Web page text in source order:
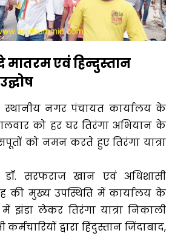
मातरम एवं हिन्दुस्तान
स्थानीय नगर पंचायत कार्यालय के
को हर घर तिरंगा अभियान के
को नमन करते हुए तिरंगा यात्रा
डॉ. सरफराज खान एवं अधिशासी
की मुख्य उपस्थिति में कार्यालय के
में झंडा लेकर तिरंगा यात्रा निकाली
द्वारा हिंदुस्तान जिंदाबाद,